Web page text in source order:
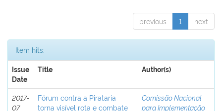
previous 1 next
Item hits:
Issue
Date
Title Author(s)
2017-
07
Fórum contra a Pirataria
torna visível rota e combate
Comissão Nacional
para Implementação